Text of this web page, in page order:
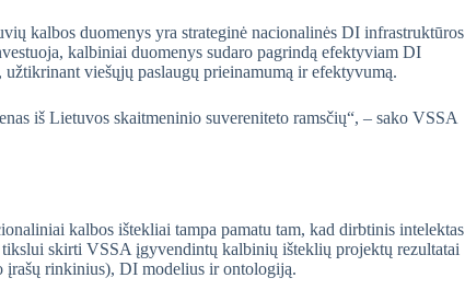
kalbos duomenys yra strateginė nacionalinės DI infrastruktūros
kalbiniai duomenys sudaro pagrindą efektyviam DI
viešųjų paslaugų prieinamumą ir efektyvumą.
iš Lietuvos skaitmeninio suvereniteto ramsčių“, – sako VSSA
kalbos ištekliai tampa pamatu tam, kad dirbtinis intelektas
skirti VSSA įgyvendintų kalbinių išteklių projektų rezultatai
įrašų rinkinius), DI modelius ir ontologiją.